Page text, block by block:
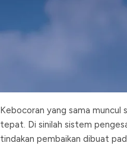
Kebocoran yang sama muncul
tepat. Di sinilah sistem
tindakan pembaikan dibuat